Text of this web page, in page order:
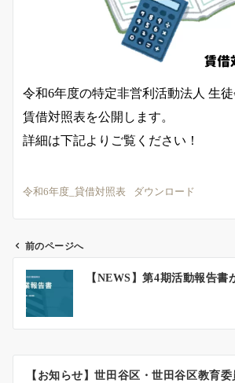
令和6年度の特定非営利活動法人 生
賃借対照表を公開します。
詳細は下記よりご覧ください！
令和6年度_貸借対照表 ダウンロード
前のページへ
【NEWS】第4期活動報告書
【お知らせ】世田谷区・世田谷区教育